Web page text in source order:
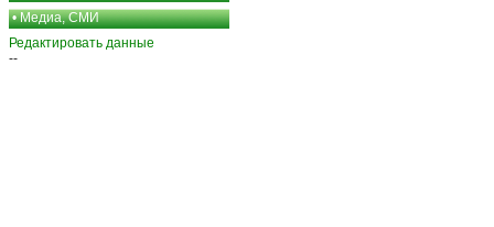
•Медиа, СМИ
Редактировать данные
--